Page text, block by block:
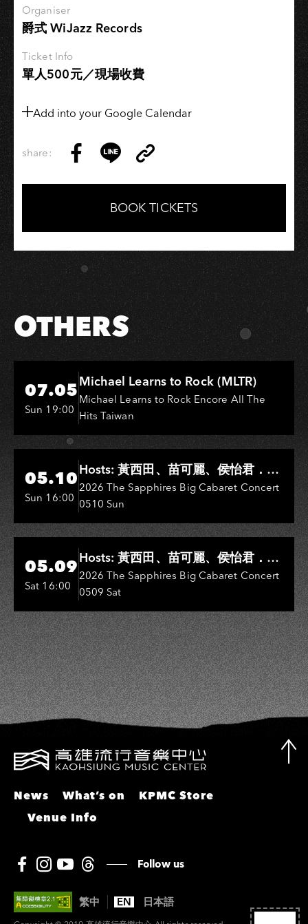
Organiser
爵式 WiJazz Records
Ticket Info
單人500元／現場收費
Add into your Google Calendar
share:
on
Facebook
on
LINE
Link
Copy
BOOK TICKETS
OTHERS
Hi-Ing Music Hall
07.05
Sun 19:00
Michael Learns to Rock (MLTR)
Michael Learns to Rock Encore All The
Hits Taiwan
Hi-Ing Music Hall
05.10
Sun 16:00
Hosts: 黃西田、苗可麗、侯怡君．
Entertainers: 葉啟田、鳥來嬤-吳
敏、王彩樺、王瑞霞、吳淑敏、施文
彬、邵大倫、曹雅雯、陳孟賢、黃露
瑤
2026 The Sapphires Big Cabaret Concert
0510 Sun
Hi-Ing Music Hall
05.09
Sat 16:00
Hosts: 黃西田、苗可麗、侯怡君．
Entertainers: 葉啟田、鳥來嬤-吳
敏、張秀卿、王彩樺、吳淑敏、施文
彬、邵大倫、曹雅雯、陳孟賢、黃露
瑤
2026 The Sapphires Big Cabaret Concert
0509 Sat
News What’s on
KPMC Store
Venue Info
Follow us
繁中 EN 日本語